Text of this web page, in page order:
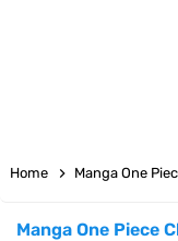
Home Manga One
Manga One Piece